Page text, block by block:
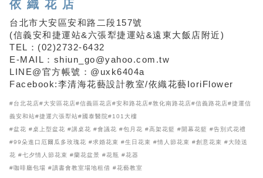
依織花店
台北市大安區安和路二段157號
(信義安和捷運站&六張犁捷運站&遠東大飯店附近)
TEL：(02)2732-6432
E-MAIL：shiun_go@yahoo.com.tw
LINE@官方帳號：@uxk6404a
Facebook:李清海花藝設計教室/依織花藝IoriFlower
#台北花店#大安區花店#信義區花店#安和路花店#敦化南路花店#信義路花店#捷運信
義安和站#捷運六張犁站#國泰醫院#101大樓
#盆花 #桌上型盆花 #講桌花 #會議花 #包月花 #高架花籃 #開幕花籃 #告別式花禮
#99朵進口厄爾瓜多玫瑰花 #求婚花束 #生日花束 #情人節花束 #創意花束 #大陸送
花 #七夕情人節花束 #蘭花盆景 #花瓶 #花器
#咖啡廳包場 #讀書會教室場地租借 #花藝教室